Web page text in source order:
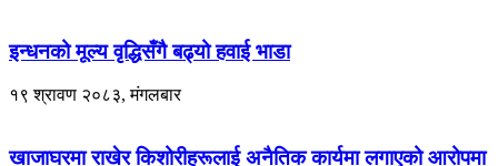
इन्धनको मूल्य वृद्धिसँगै बढ्यो हवाई भाडा
१९ श्रावण २०८३, मंगलबार
खाजाघरमा राखेर किशोरीहरूलाई अनैतिक कार्यमा लगाएको आरोपमा